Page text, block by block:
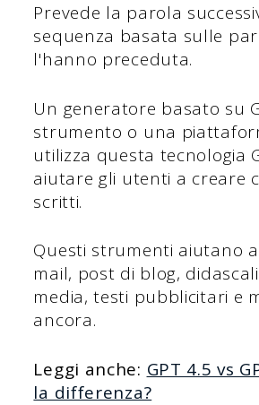
Prevede la parola
sequenza basata sulle
l'hanno preceduta.
Un generatore basato su
strumento o una
utilizza questa tecnologia
aiutare gli utenti a creare
scritti.
Questi strumenti aiutano
mail, post di blog,
media, testi pubblicitari e
ancora.
Leggi anche: GPT 4.5 vs
la differenza?